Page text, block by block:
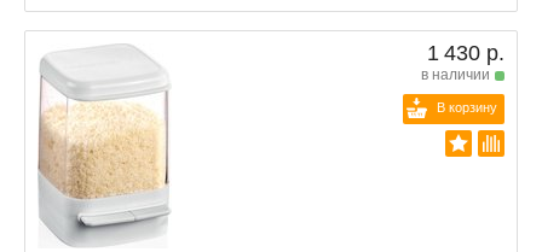
1 430 р.
в наличии
В корзину